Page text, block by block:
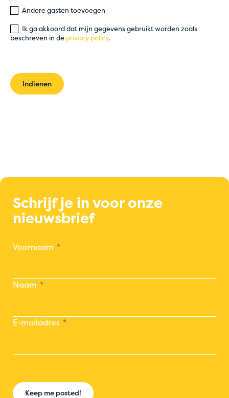
Andere gasten toevoegen
Ik ga akkoord dat mijn gegevens gebruikt worden zoals
beschreven in de privacy policy.
Indienen
Schrijf je in voor onze
nieuwsbrief
Voornaam
Naam
E-mailadres
Keep me posted!